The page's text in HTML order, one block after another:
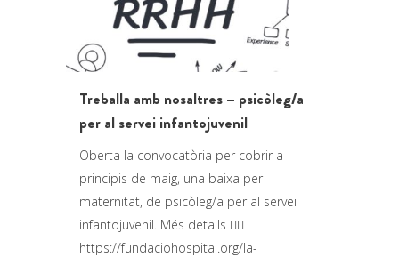
Treballa amb nosaltres – psicòleg/a
per al servei infantojuvenil
Oberta la convocatòria per cobrir a
principis de maig, una baixa per
maternitat, de psicòleg/a per al servei
infantojuvenil. Més detalls 👉🏼
https://fundaciohospital.org/la-